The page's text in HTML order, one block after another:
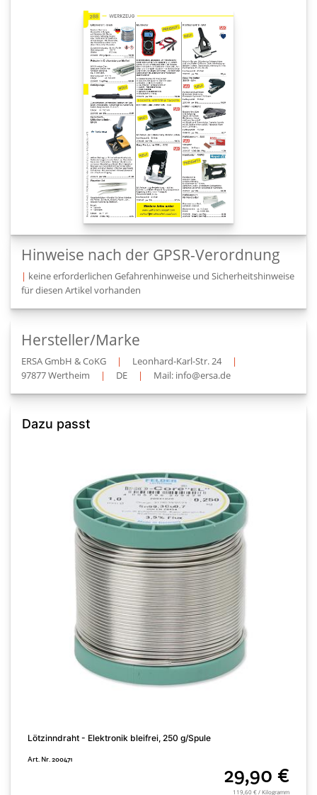
Hinweise nach der GPSR-Verordnung
| keine erforderlichen Gefahrenhinweise und Sicherheitshinweise
für diesen Artikel vorhanden
Hersteller/Marke
ERSA GmbH & CoKG | Leonhard-Karl-Str. 24
|
97877 Wertheim
| DE | Mail: info@ersa.de
Dazu passt
Lötzinndraht - Elektronik bleifrei, 250 g/Spule
Art. Nr. 200471
29,90 €
119,60 € / Kilogramm